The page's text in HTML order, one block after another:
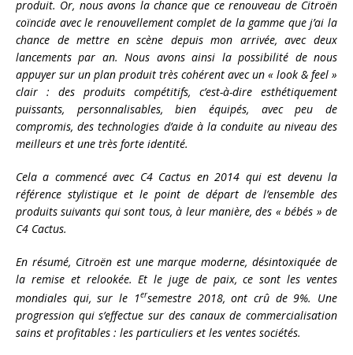
produit. Or, nous avons la chance que ce renouveau de Citroën
coïncide avec le renouvellement complet de la gamme que j’ai la
chance de mettre en scène depuis mon arrivée, avec deux
lancements par an. Nous avons ainsi la possibilité de nous
appuyer sur un plan produit très cohérent avec un « look & feel »
clair : des produits compétitifs, c’est-à-dire esthétiquement
puissants, personnalisables, bien équipés, avec peu de
compromis, des technologies d’aide à la conduite au niveau des
meilleurs et une très forte identité.
Cela a commencé avec C4 Cactus en 2014 qui est devenu la
référence stylistique et le point de départ de l’ensemble des
produits suivants qui sont tous, à leur manière, des « bébés » de
C4 Cactus.
En résumé, Citroën est une marque moderne, désintoxiquée de
la remise et relookée. Et le juge de paix, ce sont les ventes
mondiales qui, sur le 1ersemestre 2018, ont crû de 9%. Une
progression qui s’effectue sur des canaux de commercialisation
sains et profitables : les particuliers et les ventes sociétés.